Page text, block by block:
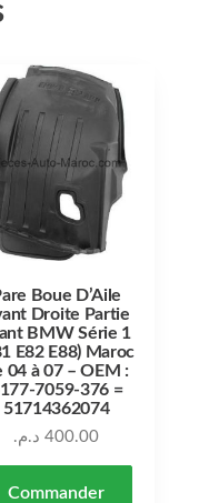
Boue D’Aile
Droite Partie
BMW Série 1
E82 E88) Maroc
04 à 07 – OEM :
7059-376 =
51714362074
400.00 د.م.
Commander